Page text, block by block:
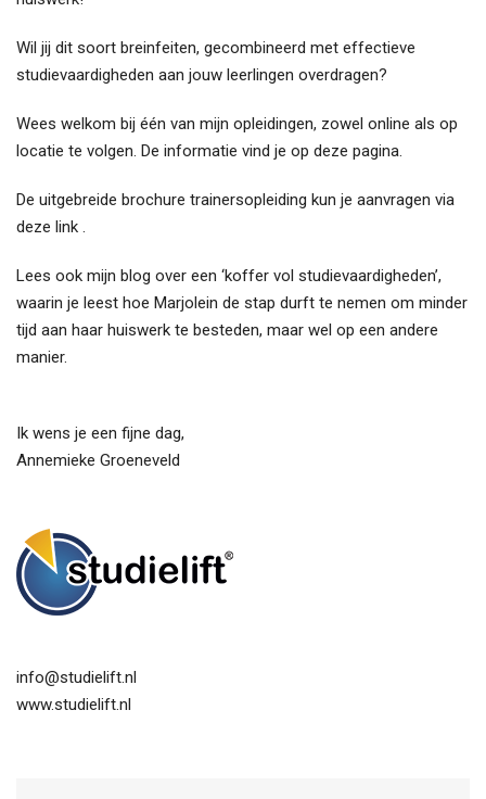
Wil jij dit soort breinfeiten, gecombineerd met effectieve
studievaardigheden aan jouw leerlingen overdragen?
Wees welkom bij één van mijn opleidingen, zowel online als op
locatie te volgen. De informatie vind je op deze pagina.
De uitgebreide brochure trainersopleiding kun je aanvragen via
deze link .
Lees ook mijn blog over een ‘koffer vol studievaardigheden’,
waarin je leest hoe Marjolein de stap durft te nemen om minder
tijd aan haar huiswerk te besteden, maar wel op een andere
manier.
Ik wens je een fijne dag,
Annemieke Groeneveld
info@studielift.nl
www.studielift.nl